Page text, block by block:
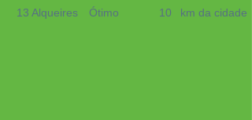
13 Alqueires Ótimo 10 km da cidade